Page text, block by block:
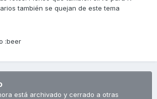
también se quejan de este tema
:beer
está archivado y cerrado a otras